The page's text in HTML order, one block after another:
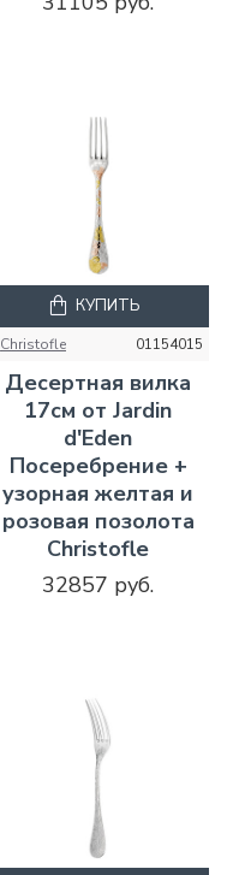
Christofle 01154015
Десертная вилка
17см от Jardin
d'Eden
Посеребрение +
узорная желтая и
розовая позолота
Christofle
32857 руб.
КУПИТЬ